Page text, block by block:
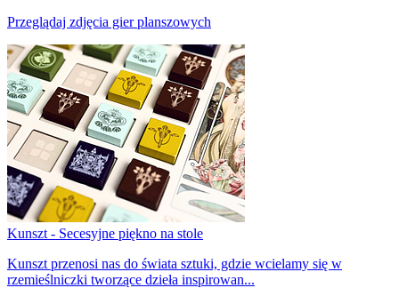
Przeglądaj zdjęcia gier planszowych
Kunszt - Secesyjne piękno na stole
Kunszt przenosi nas do świata sztuki, gdzie wcielamy się w
rzemieślniczki tworzące dzieła inspirowan...